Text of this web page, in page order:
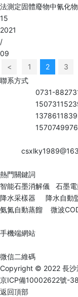
法測定固體廢物中氰化
15
2021
/
09
<
1 2 3
聯系方式
0731-
熱門關鍵詞
智能石墨消解儀
石墨電
降水采樣器
降水自動
氨氮自動蒸餾
微波
手機端網站
微信二維碼
Copyright © 2022 長沙
京ICP備10002622號-38
返回頂部